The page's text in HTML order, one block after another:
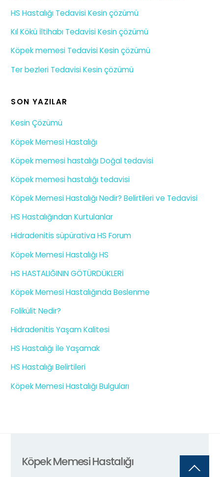
HS Hastalığı Tedavisi Kesin çözümü
Kıl Kökü İltihabı Tedavisi Kesin çözümü
Köpek memesi Tedavisi Kesin çözümü
Ter bezleri Tedavisi Kesin çözümü
SON YAZILAR
Kesin Çözümü
Köpek Memesi Hastalığı
Köpek memesi hastalığı Doğal tedavisi
Köpek memesi hastalığı tedavisi
Köpek Memesi Hastalığı Nedir? Belirtileri ve Tedavisi
HS Hastalığından Kurtulanlar
Hidradenitis süpürativa HS Forum
Köpek Memesi Hastalığı HS
HS HASTALIĞININ GÖTÜRDÜKLERİ
Köpek Memesi Hastalığında Beslenme
Folikülit Nedir?
Hidradenitis Yaşam Kalitesi
HS Hastalığı İle Yaşamak
HS Hastalığı Belirtileri
Köpek Memesi Hastalığı Bulguları
Back
Köpek Memesi Hastalığı